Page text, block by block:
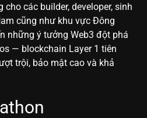
các builder, developer, sinh
cũng như khu vực Đông
những ý tưởng Web3 đột phá
— blockchain Layer 1 tiên
trội, bảo mật cao và khả